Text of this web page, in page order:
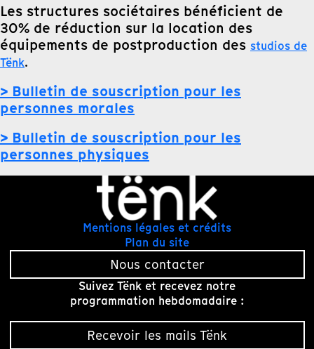
Les structures sociétaires bénéficient de
30% de réduction sur la location des
équipements de postproduction des studios de
Tënk.
> Bulletin de souscription pour les
personnes morales
> Bulletin de souscription pour les
personnes physiques
Mentions légales et crédits
Plan du site
Nous contacter
Suivez Tënk et recevez notre
programmation hebdomadaire :
Recevoir les mails Tënk